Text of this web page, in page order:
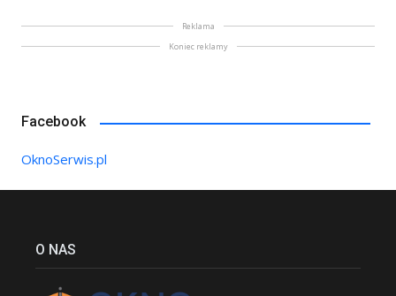
Reklama
Koniec reklamy
Facebook
OknoSerwis.pl
O NAS